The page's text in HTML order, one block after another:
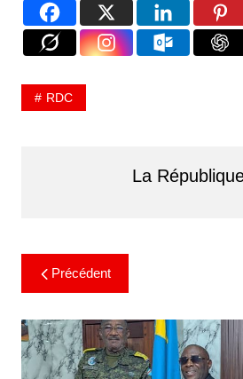
RDC
La
Précédent